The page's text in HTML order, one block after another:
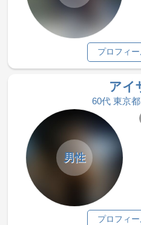
プロフィ
アイ
60代 東京
男性
プロフィ